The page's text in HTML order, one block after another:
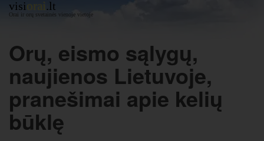
visiorai.lt
Orai ir orų svetainės vienoje vietoje
Orų, eismo sąlygų,
naujienos Lietuvoje,
pranešimai apie kelių
būklę